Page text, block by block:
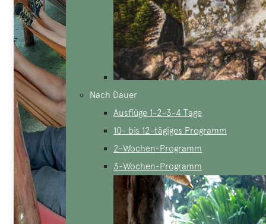
Nach Dauer
Ausflüge 1-2-3-4 Tage
10- bis 12-tägiges Programm
2-Wochen-Programm
3-Wochen-Programm